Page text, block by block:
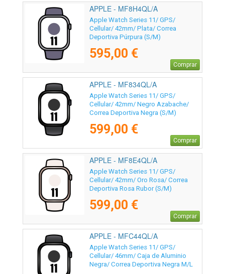
APPLE - MF8H4QL/A
Apple Watch Series 11/ GPS/
Cellular/ 42mm/ Plata/ Correa
Deportiva Púrpura (S/M)
595,00 €
Comprar
APPLE - MF834QL/A
Apple Watch Series 11/ GPS/
Cellular/ 42mm/ Negro Azabache/
Correa Deportiva Negra (S/M)
599,00 €
Comprar
APPLE - MF8E4QL/A
Apple Watch Series 11/ GPS/
Cellular/ 42mm/ Oro Rosa/ Correa
Deportiva Rosa Rubor (S/M)
599,00 €
Comprar
APPLE - MFC44QL/A
Apple Watch Series 11/ GPS/
Cellular/ 46mm/ Caja de Aluminio
Negra/ Correa Deportiva Negra M/L